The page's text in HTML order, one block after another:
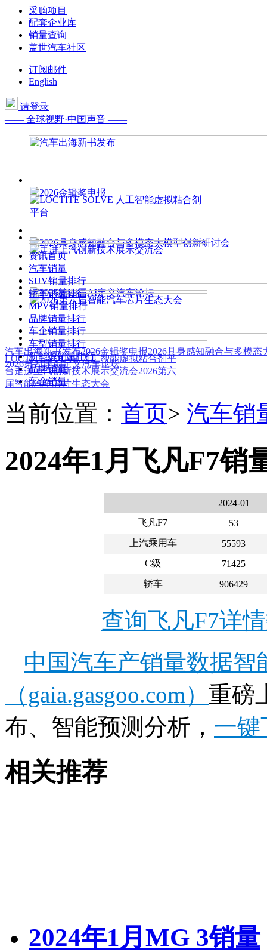
采购项目
配套企业库
销量查询
盖世汽车社区
订阅邮件
English
请登录
—— 全球视野·中国声音 ——
汽车出海新书发布2026金辑奖申报2026具身感知融合与多模态
2026第四届AI定义汽车论坛
LOCTITE SOLVE 人工智能虚拟粘合剂平
台走进上汽创新技术展示交流会2026第六
届智能汽车芯片生态大会
资讯首页
汽车销量
SUV销量排行
轿车销量排行
MPV销量排行
品牌销量排行
车企销量排行
车型销量排行
新能源销量排行
品牌销量
车企销量
当前位置： 首页> 汽车销
2024年1月飞凡F7销
2024-01
飞凡F7
53
上汽乘用车
55593
C级
71425
轿车
906429
查询飞凡F7详
中国汽车产销量数据
（gaia.gasgoo.com） 重磅
布、智能预测分析， 一键
相关推荐
2024年1月MG 3销量